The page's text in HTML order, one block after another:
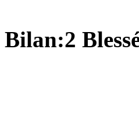
Bilan:2